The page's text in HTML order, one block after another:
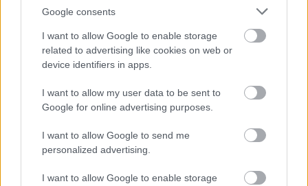
Google consents
I want to allow Google to enable storage
related to advertising like cookies on web or
device identifiers in apps.
I want to allow my user data to be sent to
Google for online advertising purposes.
I want to allow Google to send me
personalized advertising.
I want to allow Google to enable storage
Forever 27: Το πιο exclusive και
«καταραμένο» club της rock σκηνής
Release 2026: Ο Nick Cave και οι Bad